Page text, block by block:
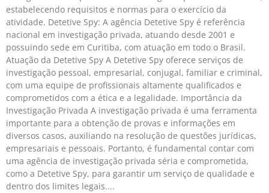
estabelecendo requisitos e normas para o exercício da
atividade. Detetive Spy: A agência Detetive Spy é referência
nacional em investigação privada, atuando desde 2001 e
possuindo sede em Curitiba, com atuação em todo o Brasil.
Atuação da Detetive Spy A Detetive Spy oferece serviços de
investigação pessoal, empresarial, conjugal, familiar e criminal,
com uma equipe de profissionais altamente qualificados e
comprometidos com a ética e a legalidade. Importância da
Investigação Privada A investigação privada é uma ferramenta
importante para a obtenção de provas e informações em
diversos casos, auxiliando na resolução de questões jurídicas,
empresariais e pessoais. Portanto, é fundamental contar com
uma agência de investigação privada séria e comprometida,
como a Detetive Spy, para garantir um serviço de qualidade e
dentro dos limites legais.